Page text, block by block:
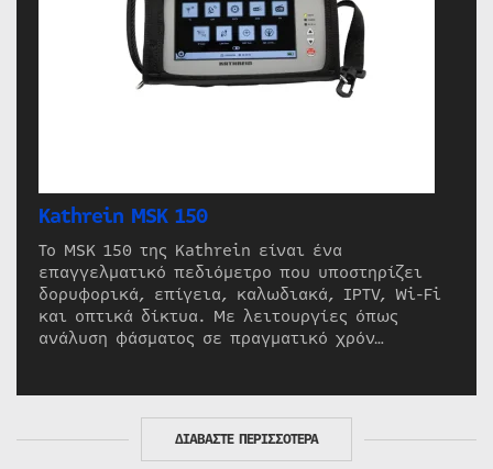
Kathrein MSK 150
Το MSK 150 της Kathrein είναι ένα
επαγγελματικό πεδιόμετρο που υποστηρίζει
δορυφορικά, επίγεια, καλωδιακά, IPTV, Wi-Fi
και οπτικά δίκτυα. Με λειτουργίες όπως
ανάλυση φάσματος σε πραγματικό χρόν…
ΔΙΑΒΑΣΤΕ ΠΕΡΙΣΣΟΤΕΡΑ